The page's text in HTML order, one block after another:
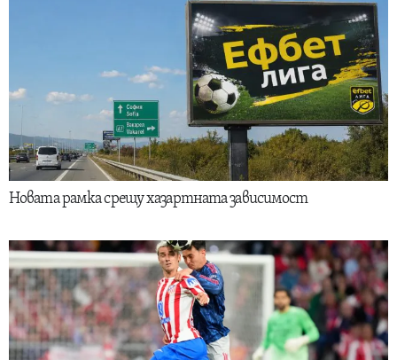
Новата рамка срещу хазартната зависимост